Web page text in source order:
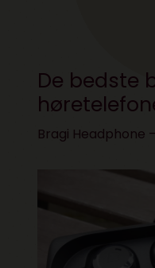
De bedste
Bragi Headphone